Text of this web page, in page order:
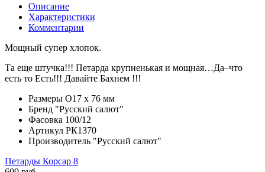
Описание
Характеристики
Комментарии
Мощный супер хлопок.
Та еще штучка!!! Петарда крупненькая и мощная…Да–что
есть то Есть!!! Давайте Бахнем !!!
Размеры O17 х 76 мм
Бренд "Русский салют"
Фасовка 100/12
Артикул РК1370
Производитель "Русский салют"
Петарды Корсар 8